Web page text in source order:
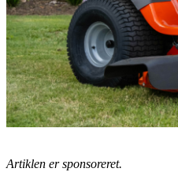
Artiklen er sponsoreret.